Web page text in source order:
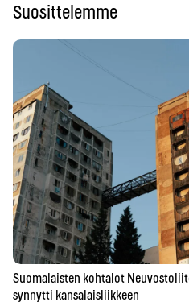
Suosittelemme
Suomalaisten kohtalot
synnytti kansalaisliikkeen